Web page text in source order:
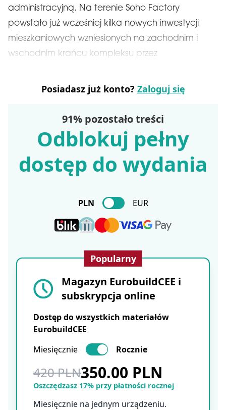
administracyjną. Na terenie Soho Factory
powstało już wcześniej kilka nowych inwestycji
mieszkaniowych wzniesionych na zachodnim i
wschodnim krańcu kompleksu przez
Posiadasz już konto? Zaloguj się
91% pozostało treści
Odblokuj pełny
dostęp do wydania
PLN EUR
Popularny
Magazyn EurobuildCEE i
subskrypcja online
Dostęp do wszystkich materiałów
EurobuildCEE
Miesięcznie
Rocznie
420 PLN350.00 PLN
Oszczędzasz 17% przy płatności rocznej
Miesięcznie na jednym urządzeniu.